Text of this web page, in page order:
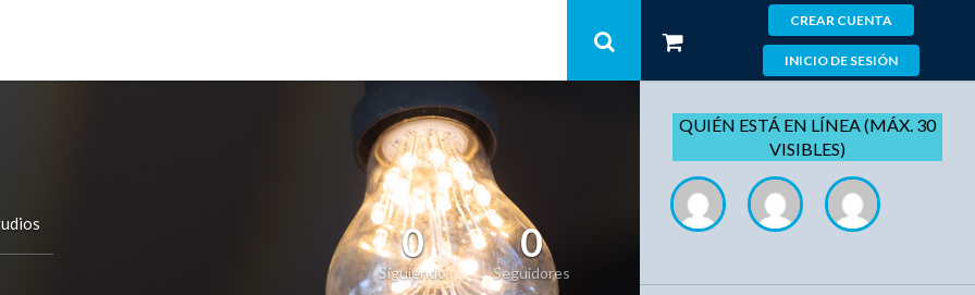
CREAR CUENTA
INICIO DE SESIÓN
0
Siguiendo
0
Seguidores
QUIÉN ESTÁ EN LÍNEA (MÁX. 30
VISIBLES)